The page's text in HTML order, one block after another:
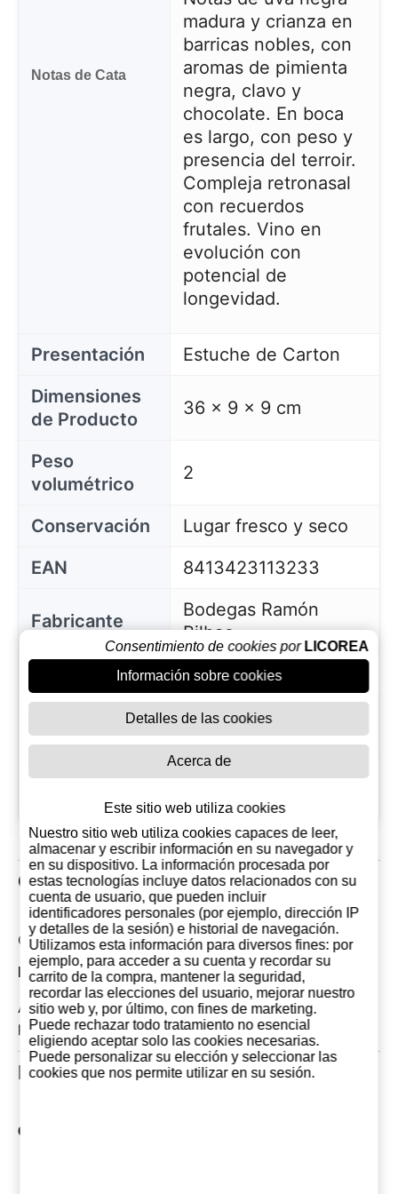
Notas de Cata
madura y crianza en
barricas nobles, con
aromas de pimienta
negra, clavo y
chocolate. En boca
es largo, con peso y
presencia del terroir.
Compleja retronasal
con recuerdos
frutales. Vino en
evolución con
potencial de
longevidad.
Presentación
Estuche de Carton
Dimensiones
de Producto
36 x 9 x 9 cm
Peso
volumétrico
2
Conservación
Lugar fresco y seco
EAN
8413423113233
Fabricante
Bodegas Ramón
Bilbao
País de Orígen
España
Proporción 1
Litro EUR
19,30
Disponible
viernes 28 junio,
2013
Opiniones de clientes
Comentarios: 0
Las opiniones mas recientes
Actualmente no hay comentarios sobre este
producto. Tu puedes ser el primero en opinar
Productos Relacionados
Otros productos de Bodegas Ramón Bilbao
Consentimiento de cookies por LICOREA
Información sobre cookies
Detalles de las cookies
Acerca de
Este sitio web utiliza cookies
Nuestro sitio web utiliza cookies capaces de leer,
almacenar y escribir información en su navegador y
en su dispositivo. La información procesada por
estas tecnologías incluye datos relacionados con su
cuenta de usuario, que pueden incluir
identificadores personales (por ejemplo, dirección IP
y detalles de la sesión) e historial de navegación.
Utilizamos esta información para diversos fines: por
ejemplo, para acceder a su cuenta y recordar su
carrito de la compra, mantener la seguridad,
recordar las elecciones del usuario, mejorar nuestro
sitio web y, por último, con fines de marketing.
Puede rechazar todo tratamiento no esencial
eligiendo aceptar solo las cookies necesarias.
Puede personalizar su elección y seleccionar las
cookies que nos permite utilizar en su sesión.